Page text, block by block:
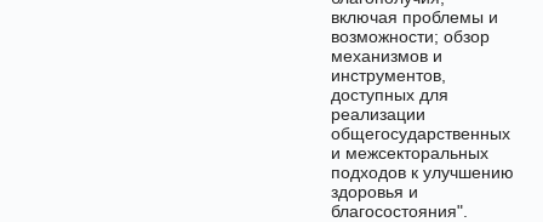
включая проблемы и
возможности; обзор
механизмов и
инструментов,
доступных для
реализации
общегосударственных
и межсекторальных
подходов к улучшению
здоровья и
благосостояния".